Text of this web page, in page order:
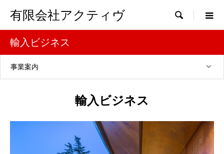
有限会社アクティヴ 
輸入ビジネス
事業案内
輸入ビジネス